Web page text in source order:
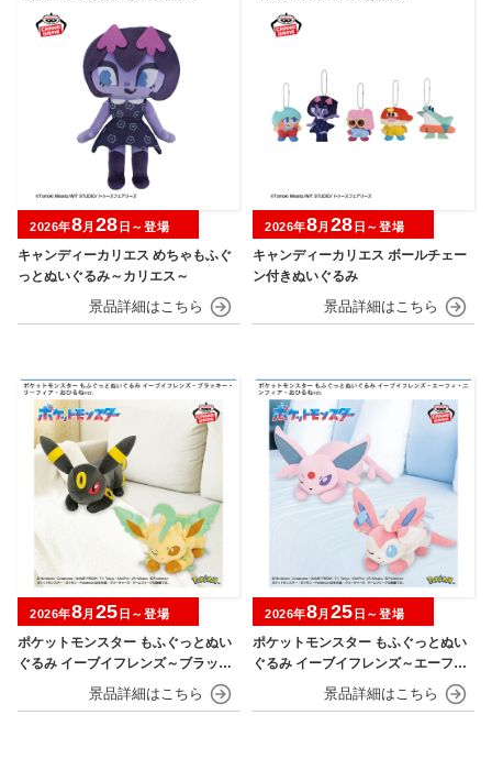
キャンディーカリエス めちゃもふぐ
っとぬいぐるみ～カリエス～
2026年8月 28 日～登場
キャンディーカリエス ボールチェー
ン付きぬいぐるみ
2026年8月 28 日～登場
ポケットモンスター もふぐっとぬい
ぐるみ イーブイフレンズ～ブラッキ
ー・リーフィア～おひるねver.
2026年8月 25 日～登場
ポケットモンスター もふぐっとぬい
ぐるみ イーブイフレンズ～エーフ
ィ・ニンフィア～おひるねver.
2026年8月 25 日～登場